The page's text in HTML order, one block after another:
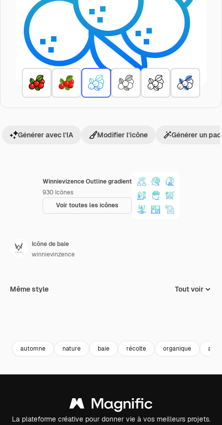
Winnievizence Outline gradient
930 Icônes
Voir toutes les icônes
Générer avec l’IA Modifier l’icône Générer un
Icône de baie
winnievinzence
Même style Tout voir
automne nature baie récolte organique
La plateforme créative pour donner vie à vos meilleurs projets.